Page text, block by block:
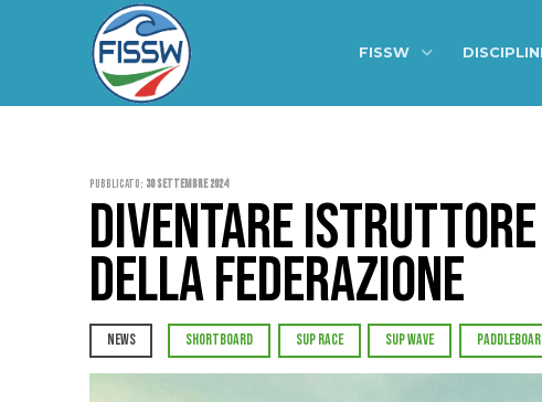
FISSW
Pubblicato: 30 Settembre 2024
DIVENTARE
DELLA FEDERAZIONE
NEWS SHORTBOARD SUP RACE SUP WAVE